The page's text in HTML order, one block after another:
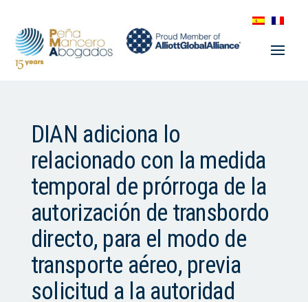
DIAN adiciona lo
relacionado con la medida
temporal de prórroga de la
autorización de transbordo
directo, para el modo de
transporte aéreo, previa
solicitud a la autoridad